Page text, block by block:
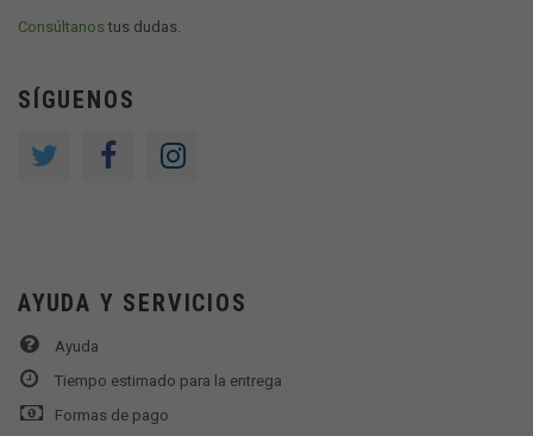
Consúltanostus dudas.
SÍGUENOS
AYUDA Y SERVICIOS
Ayuda
Tiempo estimado para la entrega
Formas de pago